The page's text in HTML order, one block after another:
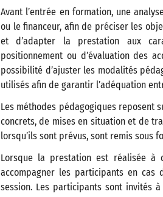
Avant l’entrée en formation, une
ou le financeur, afin de préciser les
et d’adapter la prestation aux
positionnement ou d’évaluation des
possibilité d’ajuster les modalités
utilisés afin de garantir l’adéquation
Les méthodes pédagogiques reposent
concrets, de mises en situation et de
lorsqu’ils sont prévus, sont remis sous
Lorsque la prestation est réalisée à
accompagner les participants en
session. Les participants sont invités